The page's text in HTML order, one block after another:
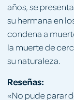
años, se
su hermana en
condena a
la muerte de
su naturaleza.
Reseñas:
«No pude parar